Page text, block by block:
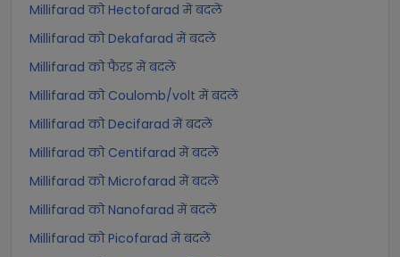
Millifarad को Hectofarad में बदलें
Millifarad को Dekafarad में बदलें
Millifarad को फैरड में बदलें
Millifarad को Coulomb/volt में बदलें
Millifarad को Decifarad में बदलें
Millifarad को Centifarad में बदलें
Millifarad को Microfarad में बदलें
Millifarad को Nanofarad में बदलें
Millifarad को Picofarad में बदलें